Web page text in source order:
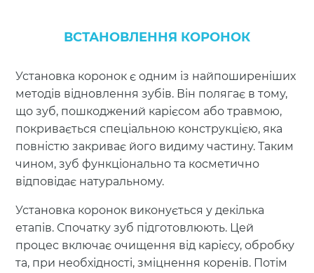
ВСТАНОВЛЕННЯ КОРОНОК
Установка коронок є одним із найпоширеніших
методів відновлення зубів. Він полягає в тому,
що зуб, пошкоджений карієсом або травмою,
покривається спеціальною конструкцією, яка
повністю закриває його видиму частину. Таким
чином, зуб функціонально та косметично
відповідає натуральному.
Установка коронок виконується у декілька
етапів. Спочатку зуб підготовлюють. Цей
процес включає очищення від карієсу, обробку
та, при необхідності, зміцнення коренів. Потім